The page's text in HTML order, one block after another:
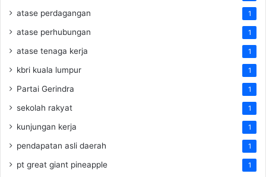
atase perdagangan 1
atase perhubungan 1
atase tenaga kerja 1
kbri kuala lumpur 1
Partai Gerindra 1
sekolah rakyat 1
kunjungan kerja 1
pendapatan asli daerah 1
pt great giant pineapple 1